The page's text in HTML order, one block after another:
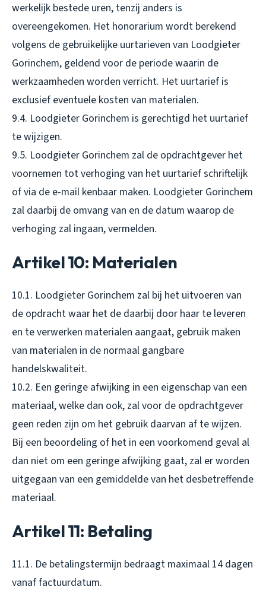
werkelijk bestede uren, tenzij anders is
overeengekomen. Het honorarium wordt berekend
volgens de gebruikelijke uurtarieven van Loodgieter
Gorinchem, geldend voor de periode waarin de
werkzaamheden worden verricht. Het uurtarief is
exclusief eventuele kosten van materialen.
9.4. Loodgieter Gorinchem is gerechtigd het uurtarief
te wijzigen.
9.5. Loodgieter Gorinchem zal de opdrachtgever het
voornemen tot verhoging van het uurtarief schriftelijk
of via de e-mail kenbaar maken. Loodgieter Gorinchem
zal daarbij de omvang van en de datum waarop de
verhoging zal ingaan, vermelden.
Artikel 10: Materialen
10.1. Loodgieter Gorinchem zal bij het uitvoeren van
de opdracht waar het de daarbij door haar te leveren
en te verwerken materialen aangaat, gebruik maken
van materialen in de normaal gangbare
handelskwaliteit.
10.2. Een geringe afwijking in een eigenschap van een
materiaal, welke dan ook, zal voor de opdrachtgever
geen reden zijn om het gebruik daarvan af te wijzen.
Bij een beoordeling of het in een voorkomend geval al
dan niet om een geringe afwijking gaat, zal er worden
uitgegaan van een gemiddelde van het desbetreffende
materiaal.
Artikel 11: Betaling
11.1. De betalingstermijn bedraagt maximaal 14 dagen
vanaf factuurdatum.